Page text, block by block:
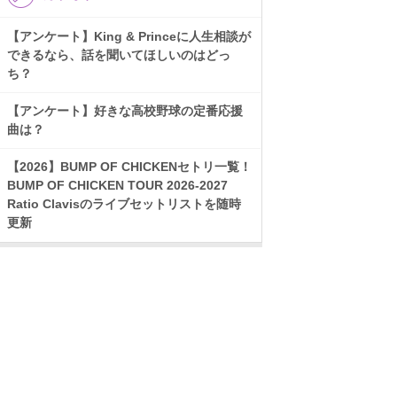
【アンケート】King & Princeに人生相談が
できるなら、話を聞いてほしいのはどっ
ち？
【アンケート】好きな高校野球の定番応援
曲は？
【2026】BUMP OF CHICKENセトリ一覧！
BUMP OF CHICKEN TOUR 2026-2027
Ratio Clavisのライブセットリストを随時
更新